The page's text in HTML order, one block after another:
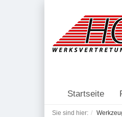
Startseite
Sie sind hier: